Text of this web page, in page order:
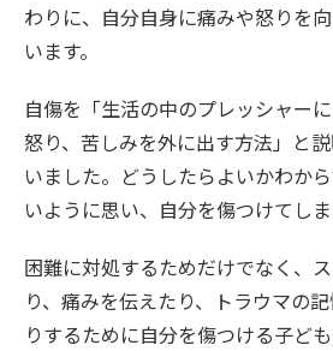
わりに、自分自身に痛みや怒りを
います。
自傷を「生活の中のプレッシャー
怒り、苦しみを外に出す方法」と
いました。どうしたらよいかわか
いように思い、自分を傷つけてしま
困難に対処するためだけでなく、
り、痛みを伝えたり、トラウマの
りするために自分を傷つける子ど